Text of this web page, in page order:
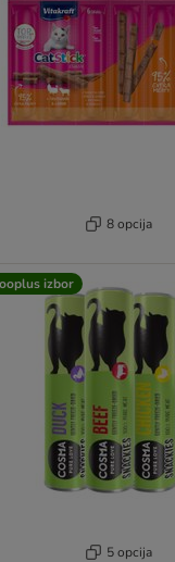
8 opcija
izbor
5 opcija